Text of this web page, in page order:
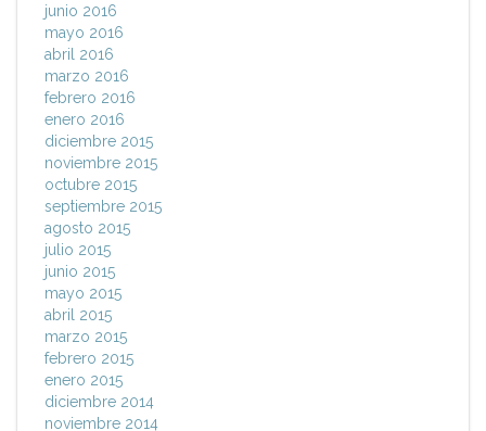
junio 2016
mayo 2016
abril 2016
marzo 2016
febrero 2016
enero 2016
diciembre 2015
noviembre 2015
octubre 2015
septiembre 2015
agosto 2015
julio 2015
junio 2015
mayo 2015
abril 2015
marzo 2015
febrero 2015
enero 2015
diciembre 2014
noviembre 2014